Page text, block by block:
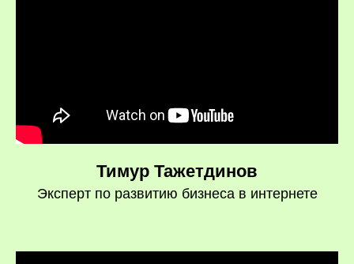
Тимур Тажетдинов
Эксперт по развитию бизнеса в интернете